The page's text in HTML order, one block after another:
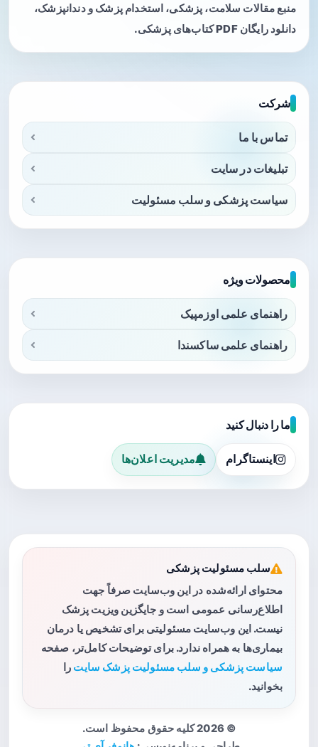
منبع مقالات سلامت، پزشکی، استخدام پزشک و دندانپزشک،
دانلود رایگان PDF کتاب‌های پزشکی.
شرکت
تماس با ما
تبلیغات در سایت
سیاست پزشکی و سلب مسئولیت
محصولات ویژه
راهنمای علمی اوزمپیک
راهنمای علمی ساکسندا
ما را دنبال کنید
اینستاگرام مدیریت اعلان‌ها
سلب مسئولیت پزشکی
محتوای ارائه‌شده در این وب‌سایت صرفاً جهت
اطلاع‌رسانی عمومی است و جایگزین ویزیت پزشک
نیست. این وب‌سایت مسئولیتی برای تشخیص یا درمان
بیماری‌ها به همراه ندارد. برای توضیحات کامل‌تر، صفحه
سیاست پزشکی و سلب مسئولیت پزشک سایت را
بخوانید.
© 2026 کلیه حقوق محفوظ است.